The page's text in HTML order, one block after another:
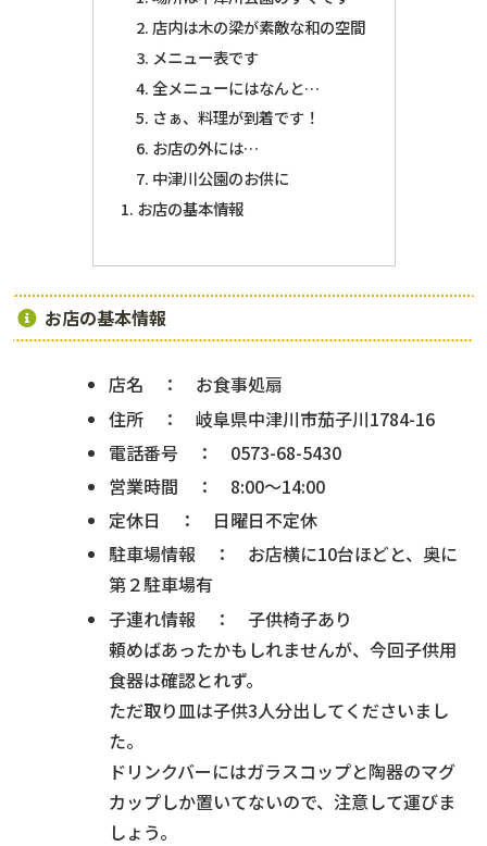
店内は木の梁が素敵な和の空間
メニュー表です
全メニューにはなんと…
さぁ、料理が到着です！
お店の外には…
中津川公園のお供に
お店の基本情報
お店の基本情報
店名 ： お食事処扇
住所 ： 岐阜県中津川市茄子川1784-16
電話番号 ： 0573-68-5430
営業時間 ： 8:00〜14:00
定休日 ： 日曜日不定休
駐車場情報 ： お店横に10台ほどと、奥に
第２駐車場有
子連れ情報 ： 子供椅子あり
頼めばあったかもしれませんが、今回子供用
食器は確認とれず。
ただ取り皿は子供3人分出してくださいまし
た。
ドリンクバーにはガラスコップと陶器のマグ
カップしか置いてないので、注意して運びま
しょう。